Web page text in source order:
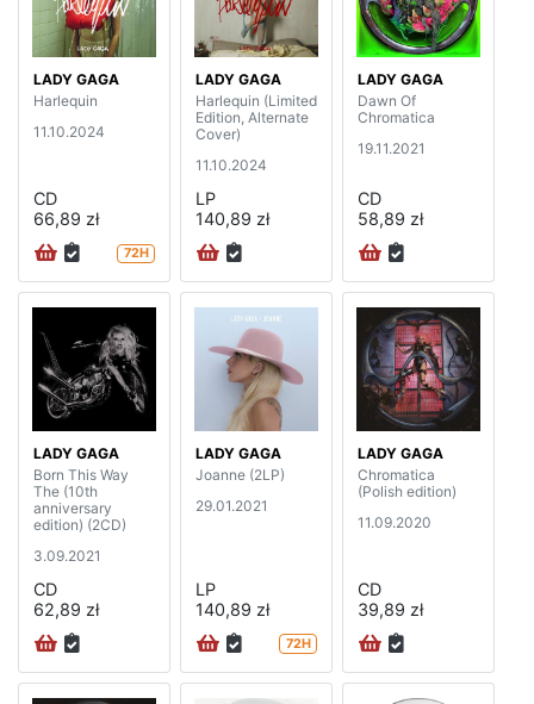
LADY GAGA
Harlequin
11.10.2024
CD
66,89 zł
72H
LADY GAGA
Harlequin (Limited
Edition, Alternate
Cover)
11.10.2024
LP
140,89 zł
LADY GAGA
Dawn Of
Chromatica
19.11.2021
CD
58,89 zł
LADY GAGA
Born This Way
The (10th
anniversary
edition) (2CD)
3.09.2021
CD
62,89 zł
LADY GAGA
Joanne (2LP)
29.01.2021
LP
140,89 zł
72H
LADY GAGA
Chromatica
(Polish edition)
11.09.2020
CD
39,89 zł